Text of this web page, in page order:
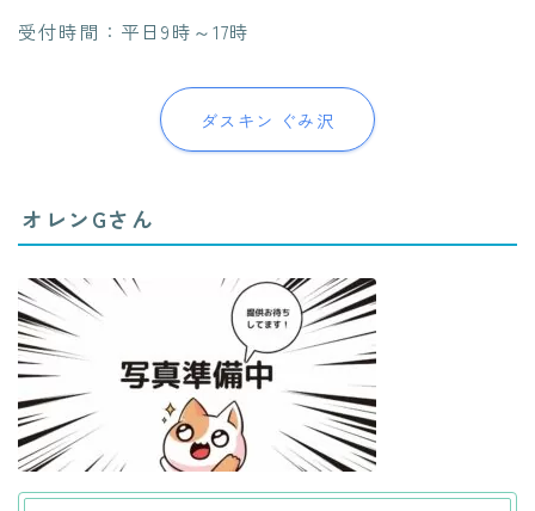
受付時間：平日9時～17時
ダスキン ぐみ沢
オレンGさん